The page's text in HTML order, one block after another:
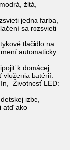
žltá,
jedna farba,
sa rozsvieti
tlačidlo na
automaticky
k domácej
vloženia batérií.
Životnosť LED:
izbe,
atď ako